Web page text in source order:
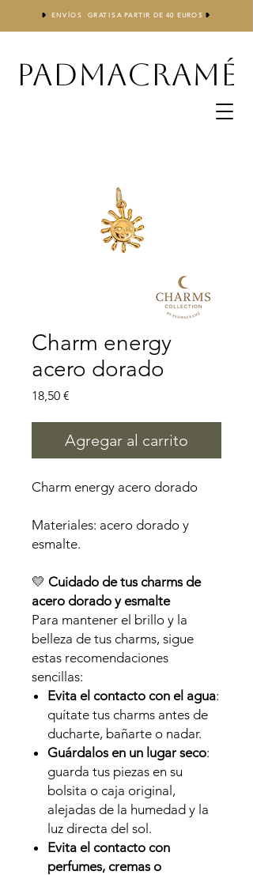
❥ ENVÍOS GRATIS A PARTIR DE 40 EUROS ❥
PADMACRAMÉ
Charm energy
acero dorado
18,50 €
Agregar al carrito
Charm energy acero dorado
Materiales: acero dorado y
esmalte.
💛 Cuidado de tus charms de
acero dorado y esmalte
Para mantener el brillo y la
belleza de tus charms, sigue
estas recomendaciones
sencillas:
Evita el contacto con el agua:
quítate tus charms antes de
ducharte, bañarte o nadar.
Guárdalos en un lugar seco:
guarda tus piezas en su
bolsita o caja original,
alejadas de la humedad y la
luz directa del sol.
Evita el contacto con
perfumes, cremas o